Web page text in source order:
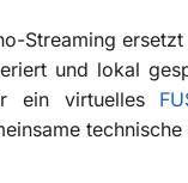
Streaming
und lokal
ein virtuelles